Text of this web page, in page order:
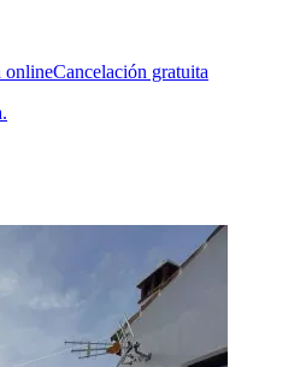
onlineCancelación gratuita